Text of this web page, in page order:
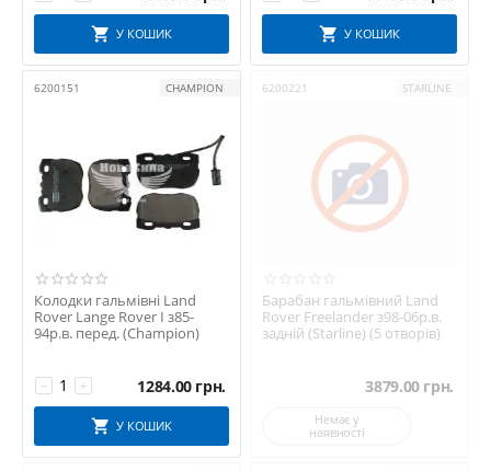
У КОШИК У КОШИК
6200151 CHAMPION
Колодки гальмівні Land
Rover Lange Rover I з85-
94р.в. перед. (Champion)
+
− 1284.00 грн.
У КОШИК
6200221 STARLINE
Барабан гальмівний Land
Rover Freelander з98-06р.в.
задній (Starline) (5 отворів)
3879.00 грн.
Немає у
наявності